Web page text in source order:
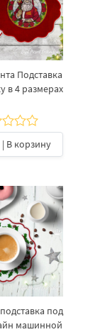
Подставка
в 4 размерах
| В корзину
под
машинной